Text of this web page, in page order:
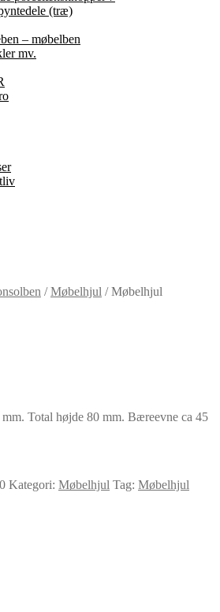
(træ)
– møbelben
mv.
/Møbelhjul /Møbelhjul
Total højde 80 mm. Bæreevne ca 45
Kategori: Møbelhjul Tag: Møbelhjul